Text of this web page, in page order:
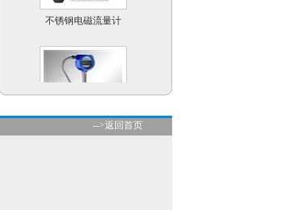
不锈钢电磁流量计
温度补偿型涡街流量计
-->返回首页